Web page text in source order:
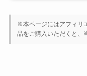
※本ページにはアフィリ
品をご購入いただくと、